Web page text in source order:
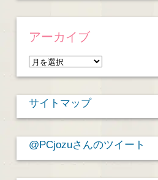
アーカイブ
ア
ー
カ
イ
サイトマップ
@PCjozuさんのツイート